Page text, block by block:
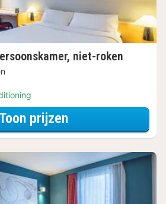
niet-roken
Toon prijzenvoor Standaard